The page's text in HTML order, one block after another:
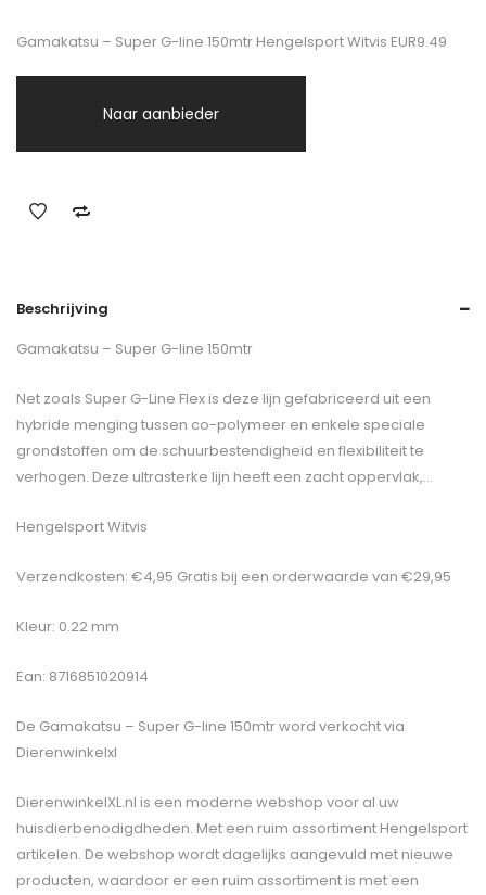
Gamakatsu – Super G-line 150mtr Hengelsport Witvis EUR9.49
Naar aanbieder
Beschrijving
Gamakatsu – Super G-line 150mtr
Net zoals Super G-Line Flex is deze lijn gefabriceerd uit een
hybride menging tussen co-polymeer en enkele speciale
grondstoffen om de schuurbestendigheid en flexibiliteit te
verhogen. Deze ultrasterke lijn heeft een zacht oppervlak,…
Hengelsport Witvis
Verzendkosten: €4,95 Gratis bij een orderwaarde van €29,95
Kleur: 0.22 mm
Ean: 8716851020914
De Gamakatsu – Super G-line 150mtrword verkocht via
Dierenwinkelxl
DierenwinkelXL.nl is een moderne webshop voor al uw
huisdierbenodigdheden. Met een ruim assortiment Hengelsport
artikelen. De webshop wordt dagelijks aangevuld met nieuwe
producten, waardoor er een ruim assortiment is met een